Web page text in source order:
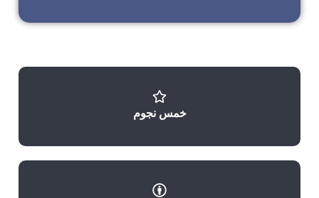
خمس نجوم